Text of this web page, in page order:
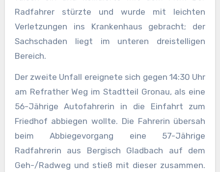
Radfahrer stürzte und wurde mit leichten
Verletzungen ins Krankenhaus gebracht; der
Sachschaden liegt im unteren dreistelligen
Bereich.
Der zweite Unfall ereignete sich gegen 14:30 Uhr
am Refrather Weg im Stadtteil Gronau, als eine
56-Jährige Autofahrerin in die Einfahrt zum
Friedhof abbiegen wollte. Die Fahrerin übersah
beim Abbiegevorgang eine 57-Jährige
Radfahrerin aus Bergisch Gladbach auf dem
Geh-/Radweg und stieß mit dieser zusammen.